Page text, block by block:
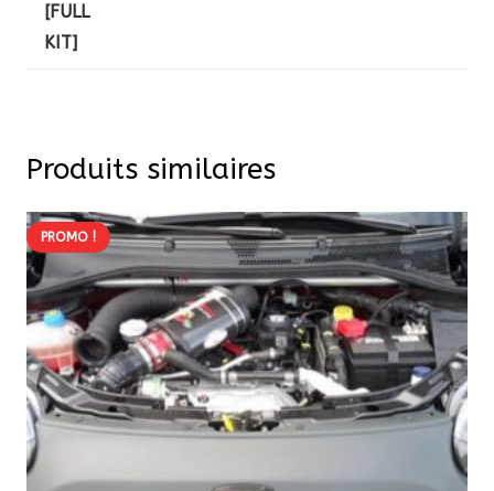
[FULL
KIT]
Produits similaires
PROMO !